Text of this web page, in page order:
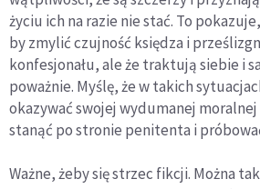
życiu ich na razie nie stać. To
by zmylić czujność księdza i
konfesjonału, ale że traktują siebie i
poważnie. Myślę, że w takich
okazywać swojej wydumanej
stanąć po stronie penitenta i
Ważne, żeby się strzec fikcji. Można